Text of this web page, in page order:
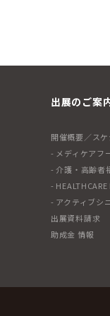
出展のご案
開催概要／ス
- メディケアフ
- 介護・高齢者
- HEALTHCARE
- アクティブシ
出展資料請求
助成金 情報